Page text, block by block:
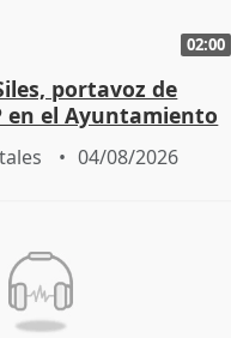
02:00
portavoz de
en el Ayuntamiento
la política
04/08/2026